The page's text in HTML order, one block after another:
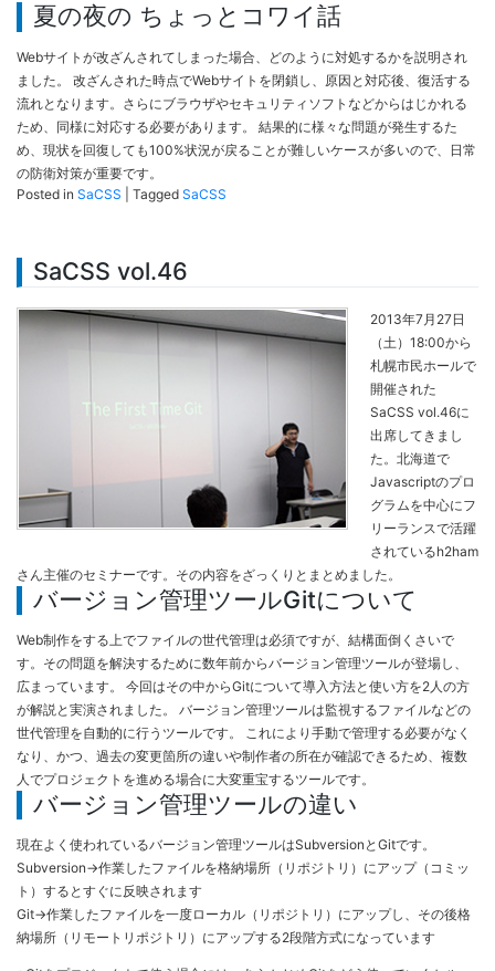
夏の夜の ちょっとコワイ話
Webサイトが改ざんされてしまった場合、どのように対処するかを説明され
ました。 改ざんされた時点でWebサイトを閉鎖し、原因と対応後、復活する
流れとなります。さらにブラウザやセキュリティソフトなどからはじかれる
ため、同様に対応する必要があります。 結果的に様々な問題が発生するた
め、現状を回復しても100%状況が戻ることが難しいケースが多いので、日常
の防衛対策が重要です。
Posted in SaCSS Tagged SaCSS
SaCSS vol.46
2013年7月27日
（土）18:00から
札幌市民ホールで
開催された
SaCSS vol.46に
出席してきまし
た。北海道で
Javascriptのプロ
グラムを中心にフ
リーランスで活躍
されているh2ham
さん主催のセミナーです。その内容をざっくりとまとめました。
バージョン管理ツールGitについて
Web制作をする上でファイルの世代管理は必須ですが、結構面倒くさいで
す。その問題を解決するために数年前からバージョン管理ツールが登場し、
広まっています。 今回はその中からGitについて導入方法と使い方を2人の方
が解説と実演されました。 バージョン管理ツールは監視するファイルなどの
世代管理を自動的に行うツールです。 これにより手動で管理する必要がなく
なり、かつ、過去の変更箇所の違いや制作者の所在が確認できるため、複数
人でプロジェクトを進める場合に大変重宝するツールです。
バージョン管理ツールの違い
現在よく使われているバージョン管理ツールはSubversionとGitです。
Subversion→作業したファイルを格納場所（リポジトリ）にアップ（コミッ
ト）するとすぐに反映されます
Git→作業したファイルを一度ローカル（リポジトリ）にアップし、その後格
納場所（リモートリポジトリ）にアップする2段階方式になっています